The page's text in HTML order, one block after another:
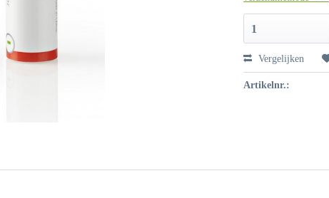
1
Vergelijken
Artikelnr.: